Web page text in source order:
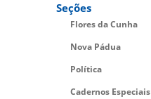
Seções
Flores da Cunha
Nova Pádua
Política
Cadernos Especiais